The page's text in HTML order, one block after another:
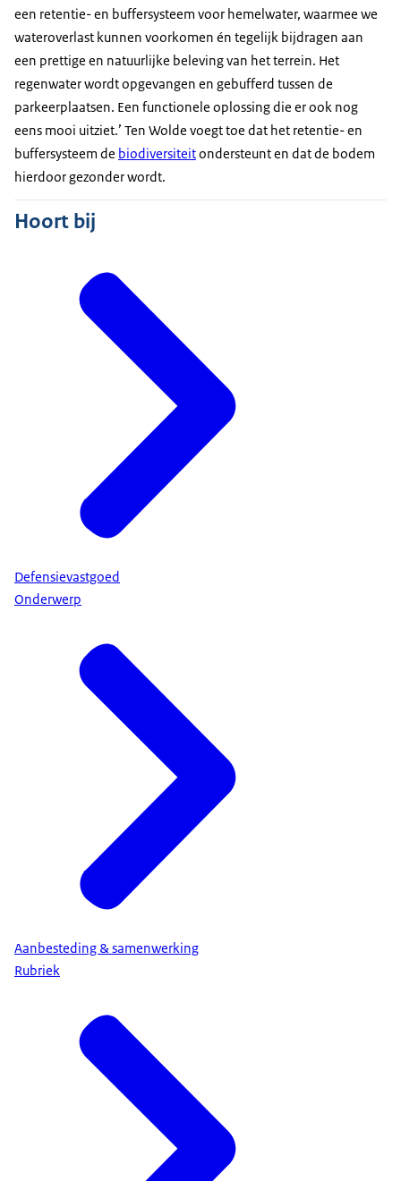
een retentie- en buffersysteem voor hemelwater, waarmee we
wateroverlast kunnen voorkomen én tegelijk bijdragen aan
een prettige en natuurlijke beleving van het terrein. Het
regenwater wordt opgevangen en gebufferd tussen de
parkeerplaatsen. Een functionele oplossing die er ook nog
eens mooi uitziet.’ Ten Wolde voegt toe dat het retentie- en
buffersysteem de biodiversiteitondersteunt en dat de bodem
hierdoor gezonder wordt.
Hoort bij
Defensievastgoed
Onderwerp
Aanbesteding & samenwerking
Rubriek